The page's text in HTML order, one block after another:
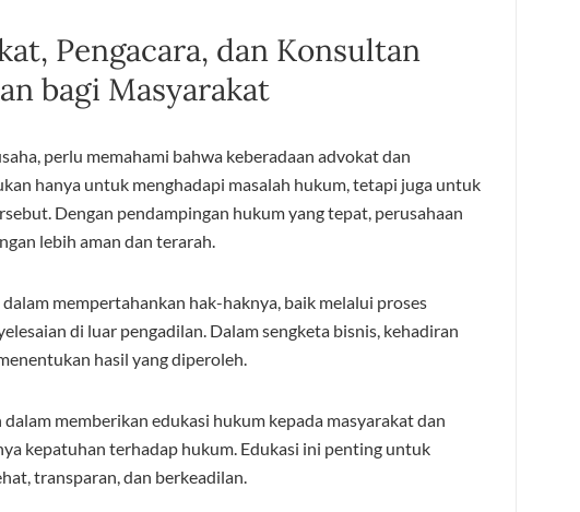
Pengacara, dan Konsultan
bagi Masyarakat
perlu memahami bahwa keberadaan advokat dan
hanya untuk menghadapi masalah hukum, tetapi juga untuk
Dengan pendampingan hukum yang tepat, perusahaan
lebih aman dan terarah.
mempertahankan hak-haknya, baik melalui proses
di luar pengadilan. Dalam sengketa bisnis, kehadiran
hasil yang diperoleh.
memberikan edukasi hukum kepada masyarakat dan
kepatuhan terhadap hukum. Edukasi ini penting untuk
transparan, dan berkeadilan.